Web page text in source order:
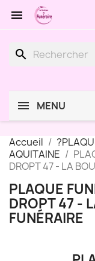

search
MENU
Accueil
AQUITAINE
DROPT 47 - LA
PLAQUE
DROPT 47 -
FUNÉRAIRE